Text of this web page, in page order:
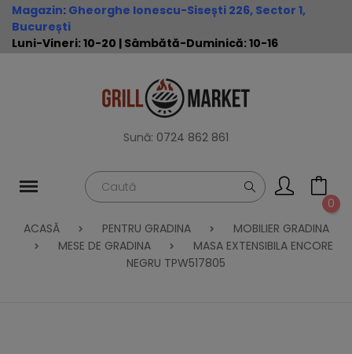
Magazin: Gheorghe Ionescu-Sisești 226, Sector 1,
București
Luni-Vineri: 10-20 | Sâmbătă-Duminică: 10-16
Sună: 0724 862 861
0
ACASĂ
PENTRU GRADINA
MOBILIER GRADINA
MESE DE GRADINA
MASA EXTENSIBILA ENCORE
NEGRU TPW517805